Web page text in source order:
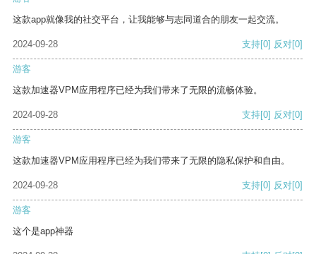
这款app就像我的社交平台，让我能够与志同道合的朋友一起交流。
2024-09-28 支持[0] 反对[0]
游客
这款加速器VPM应用程序已经为我们带来了无限的流畅体验。
2024-09-28 支持[0] 反对[0]
游客
这款加速器VPM应用程序已经为我们带来了无限的隐私保护和自由。
2024-09-28 支持[0] 反对[0]
游客
这个是app神器